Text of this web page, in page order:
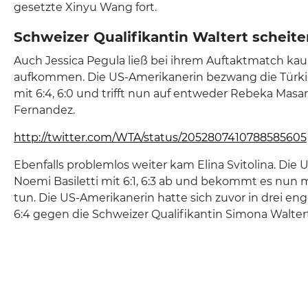
gesetzte Xinyu Wang fort.
Schweizer Qualifikantin Waltert
Auch Jessica Pegula ließ bei ihrem Auftaktmatch
aufkommen. Die US-Amerikanerin bezwang die
mit 6:4, 6:0 und trifft nun auf entweder Rebeka
Fernandez.
http://twitter.com/WTA/status/2052807410788585605
Ebenfalls problemlos weiter kam Elina Svitolina. Die
Noemi Basiletti mit 6:1, 6:3 ab und bekommt es nun
tun. Die US-Amerikanerin hatte sich zuvor in drei
6:4 gegen die Schweizer Qualifikantin Simona